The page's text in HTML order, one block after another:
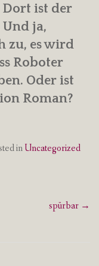
Dort ist der
ja,
zu, es wird
Roboter
Oder ist
Roman?
inUncategorized
spürbar →